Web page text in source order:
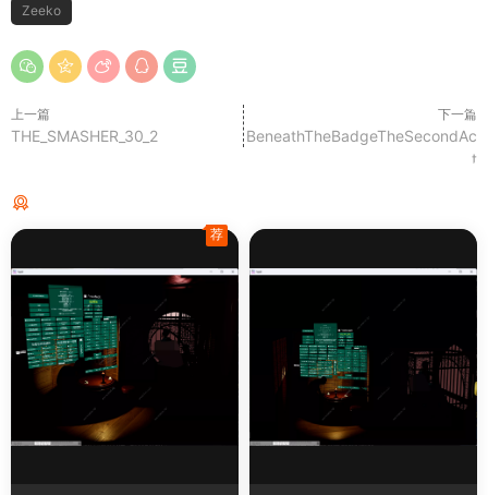
Zeeko
上一篇
THE_SMASHER_30_2
下一篇
BeneathTheBadgeTheSecondAc
t
荐